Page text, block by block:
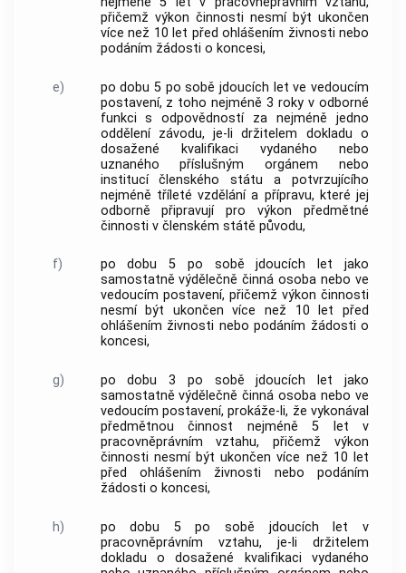
přičemž výkon činnosti nesmí být ukončen
více než 10 let před ohlášením živnosti nebo
podáním žádosti o koncesi,
e)
po dobu 5 po sobě jdoucích let ve vedoucím
postavení, z toho nejméně 3 roky v odborné
funkci s odpovědností za nejméně jedno
oddělení závodu, je-li držitelem dokladu o
dosažené kvalifikaci vydaného nebo
uznaného příslušným orgánem nebo
institucí členského státu a potvrzujícího
nejméně tříleté vzdělání a přípravu, které jej
odborně připravují pro výkon předmětné
činnosti v členském státě původu,
f)
po dobu 5 po sobě jdoucích let jako
samostatně výdělečně činná osoba nebo ve
vedoucím postavení, přičemž výkon činnosti
nesmí být ukončen více než 10 let před
ohlášením živnosti nebo podáním žádosti o
koncesi,
g)
po dobu 3 po sobě jdoucích let jako
samostatně výdělečně činná osoba nebo ve
vedoucím postavení, prokáže-li, že vykonával
předmětnou činnost nejméně 5 let v
pracovněprávním vztahu, přičemž výkon
činnosti nesmí být ukončen více než 10 let
před ohlášením živnosti nebo podáním
žádosti o koncesi,
h)
po dobu 5 po sobě jdoucích let v
pracovněprávním vztahu, je-li držitelem
dokladu o dosažené kvalifikaci vydaného